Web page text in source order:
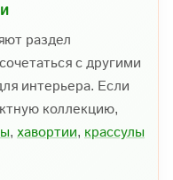
раздел
с другими
интерьера. Если
коллекцию,
, хавортии, крассулы